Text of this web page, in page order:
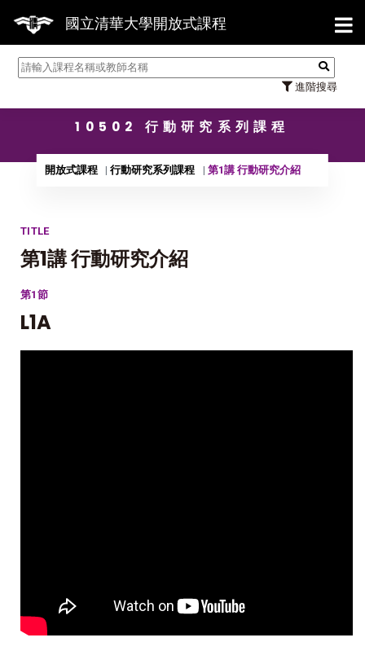
國立清華大學開放式課程
進階搜尋
【7/
10502 行動研究系列課程
開放式課程 行動研究系列課程 第1講 行動研究介紹
TITLE
第1講 行動研究介紹
第1節
L1A